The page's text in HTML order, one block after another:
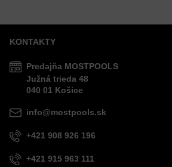
KONTAKTY
Predajňa MOSTPOOLS
Južná trieda 48
040 01 Košice
info@mostpools.sk
+421 908 926 196
+421 915 963 111